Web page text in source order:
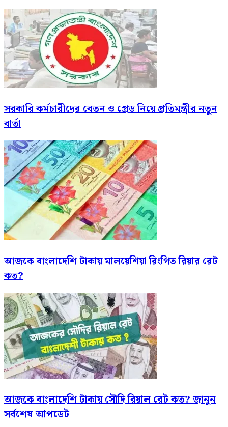
সরকারি কর্মচারীদের বেতন ও গ্রেড নিয়ে প্রতিমন্ত্রীর নতুন
বার্তা
আজকে বাংলাদেশি টাকায় মালয়েশিয়া রিংগিত রিয়ার রেট
কত?
আজকে বাংলাদেশি টাকায় সৌদি রিয়াল রেট কত? জানুন
সর্বশেষ আপডেট